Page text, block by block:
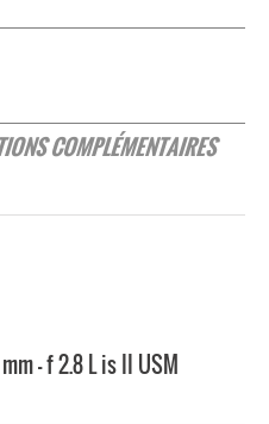
COMPLÉMENTAIRES
– f 2.8 L is II USM